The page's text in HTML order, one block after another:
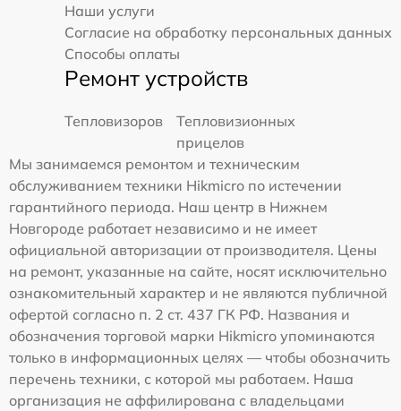
Наши услуги
Согласие на обработку персональных данных
Способы оплаты
Ремонт устройств
Тепловизоров
Тепловизионных
прицелов
Мы занимаемся ремонтом и техническим
обслуживанием техники Hikmicro по истечении
гарантийного периода. Наш центр в Нижнем
Новгороде работает независимо и не имеет
официальной авторизации от производителя. Цены
на ремонт, указанные на сайте, носят исключительно
ознакомительный характер и не являются публичной
офертой согласно п. 2 ст. 437 ГК РФ. Названия и
обозначения торговой марки Hikmicro упоминаются
только в информационных целях — чтобы обозначить
перечень техники, с которой мы работаем. Наша
организация не аффилирована с владельцами